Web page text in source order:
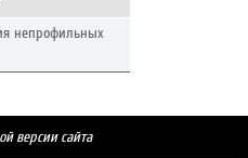
непрофильных
версии сайта